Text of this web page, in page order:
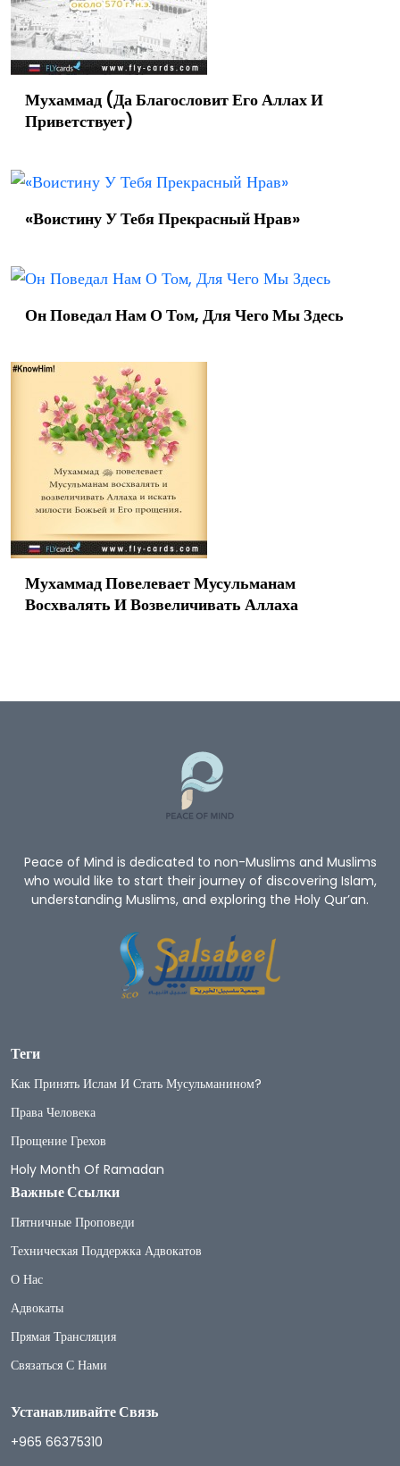
Мухаммад (Да Благословит Его Аллах И
Приветствует)
«Воистину У Тебя Прекрасный Нрав»
Он Поведал Нам О Том, Для Чего Мы Здесь
Мухаммад Повелевает Мусульманам
Восхвалять И Возвеличивать Аллаха
Peace of Mind is dedicated to non-Muslims and Muslims
who would like to start their journey of discovering Islam,
understanding Muslims, and exploring the Holy Qur’an.
Теги
Как Принять Ислам И Стать Мусульманином?
Права Человека
Прощение Грехов
Holy Month Of Ramadan
Важные Ссылки
Пятничные Проповеди
Техническая Поддержка Адвокатов
О Нас
Адвокаты
Прямая Трансляция
Связаться С Нами
Устанавливайте Связь
+965 66375310